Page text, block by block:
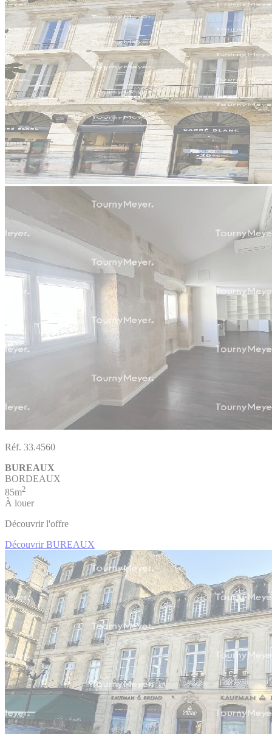
Réf. 33.4560
BUREAUX
BORDEAUX
85m2
À louer
Découvrir l'offre
Découvrir BUREAUX